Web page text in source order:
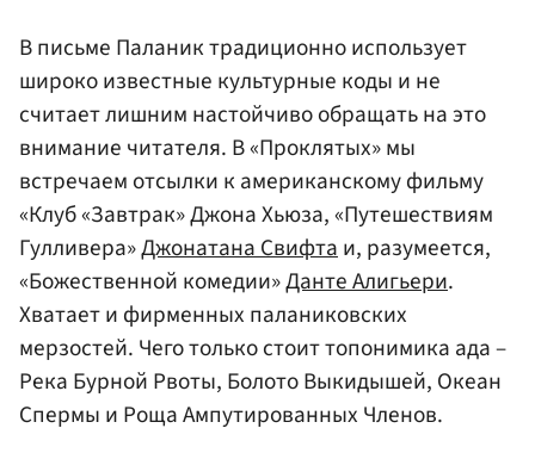
В письме Паланик традиционно использует
широко известные культурные коды и не
считает лишним настойчиво обращать на это
внимание читателя. В «Проклятых» мы
встречаем отсылки к американскому фильму
«Клуб «Завтрак» Джона Хьюза, «Путешествиям
Гулливера»Джонатана Свифтаи, разумеется,
«Божественной комедии»Данте Алигьери.
Хватает и фирменных паланиковских
мерзостей. Чего только стоит топонимика ада –
Река Бурной Рвоты, Болото Выкидышей, Океан
Спермы и Роща Ампутированных Членов.